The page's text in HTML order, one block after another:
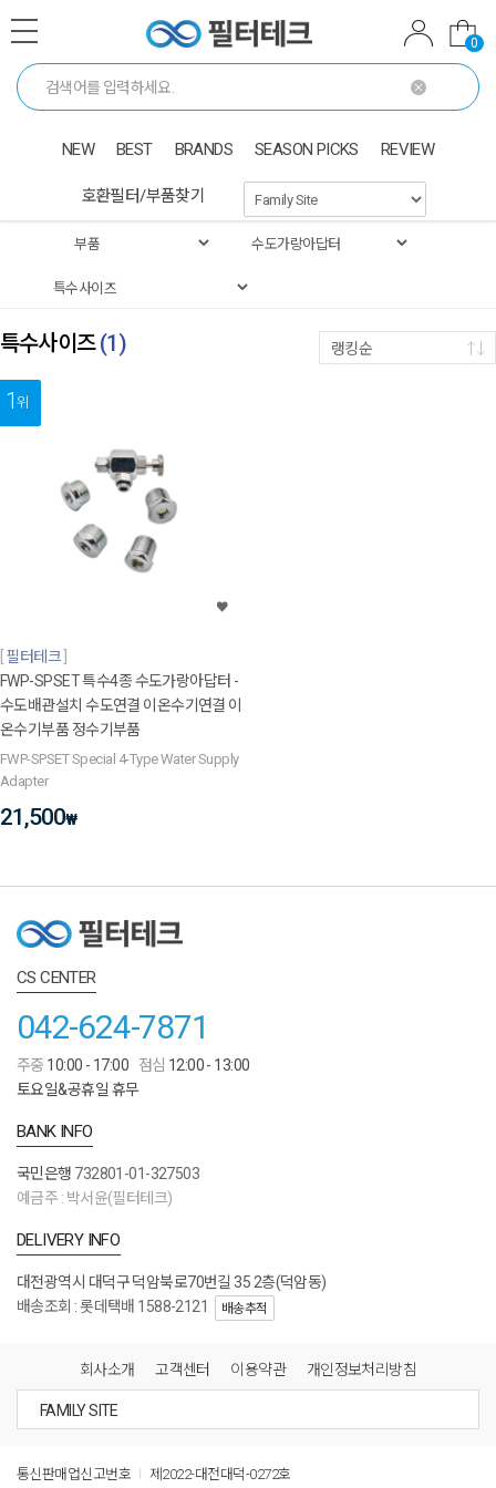
0
NEW BEST BRANDS SEASON PICKS REVIEW
호환필터/부품찾기
특수사이즈(1) 랭킹순
1위
필터테크
FWP-SPSET 특수4종 수도가랑아답터 -
수도배관설치 수도연결 이온수기연결 이
온수기부품 정수기부품
FWP-SPSET Special 4-Type Water Supply
Adapter
21,500₩
CS CENTER
042-624-7871
주중 10:00 - 17:00 점심 12:00 - 13:00
토요일&공휴일 휴무
BANK INFO
국민은행 732801-01-327503
예금주 : 박서윤(필터테크)
DELIVERY INFO
대전광역시 대덕구 덕암북로70번길 35 2층(덕암동)
배송조회 : 롯데택배 1588-2121
배송추적
회사소개 고객센터 이용약관 개인정보처리방침
통신판매업신고번호 제2022-대전대덕-0272호